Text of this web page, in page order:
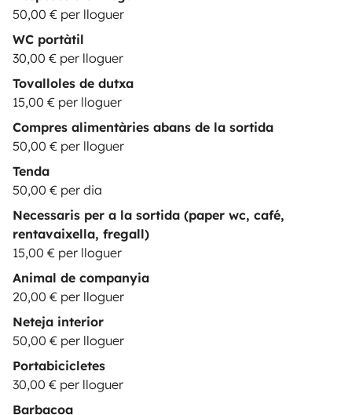
50,00 € per lloguer
WC portàtil
30,00 € per lloguer
Tovalloles de dutxa
15,00 € per lloguer
Compres alimentàries abans de la sortida
50,00 € per lloguer
Tenda
50,00 € per dia
Necessaris per a la sortida (paper wc, café,
rentavaixella, fregall)
15,00 € per lloguer
Animal de companyia
20,00 € per lloguer
Neteja interior
50,00 € per lloguer
Portabicicletes
30,00 € per lloguer
Barbacoa